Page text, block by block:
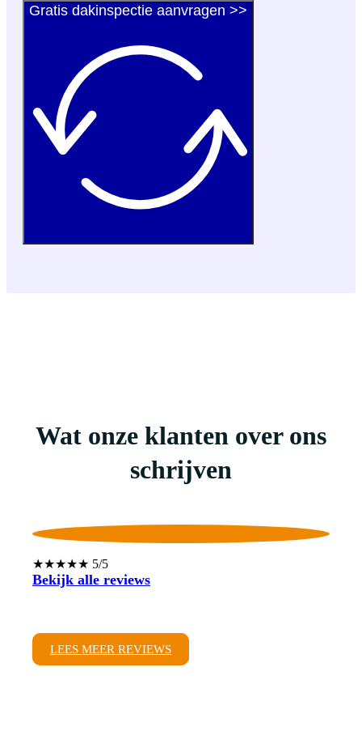
Gratis dakinspectie aanvragen >>
Wat onze klanten over ons
schrijven
★★★★★ 5/5
Bekijk alle reviews
LEES MEER REVIEWS